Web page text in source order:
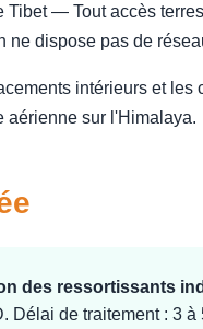
— Tout accès
dispose pas de
intérieurs et les
aérienne sur l'Himalaya.
des ressortissants
Délai de traitement : 3